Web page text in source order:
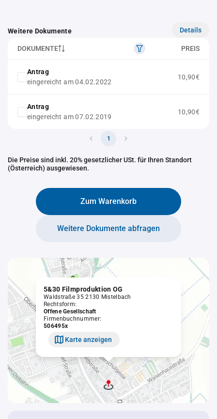
Weitere Dokumente Details
DOKUMENTE PREIS
Antrag
eingereicht am 04.02.2022
10,90€
Antrag
eingereicht am 07.02.2019
10,90€
1
Die Preise sind inkl. 20% gesetzlicher USt. für Ihren Standort
(Österreich) ausgewiesen.
Zum Warenkorb
Weitere Dokumente abfragen
5&30 Filmproduktion OG
Waldstraße 35 2130 Mistelbach
Rechtsform:
Offene Gesellschaft
Firmenbuchnummer:
506495x
Karte anzeigen